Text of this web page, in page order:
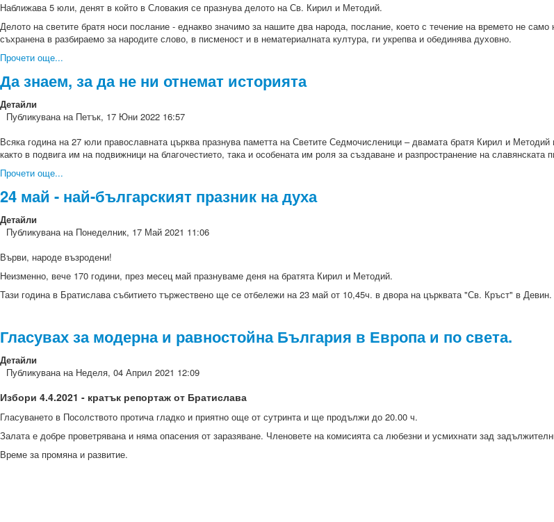
Наближава 5 юли, денят в който в Словакия се празнува делото на Св. Кирил и Методий.
Делото на светите братя носи послание - еднакво значимо за нашите два народа, послание, което с течение на времето не
съхранена в разбираемо за народите слово, в писменост и в нематериалната култура, ги укрепва и обединява духовно.
Прочети още...
Да знаем, за да не ни отнемат историята
Детайли
Публикувана на Петък, 17 Юни 2022 16:57
Всяка година на 27 юли православната църква празнува паметта на Светите Седмочисленици – двамата братя Кирил и
както в подвига им на подвижници на благочестието, така и особената им роля за създаване и разпространение на славянската
Прочети още...
24 май - най-българският празник на духа
Детайли
Публикувана на Понеделник, 17 Май 2021 11:06
Върви, народе възродени!
Неизменно, вече 170 години, през месец май празнуваме деня на братята Кирил и Методий.
Тази година в Братислава събитието тържествено ще се отбележи на 23 май от 10,45ч. в двора на църквата "Св. Кръст" в Девин.
Гласувах за модерна и равностойна България в Европа и по света.
Детайли
Публикувана на Неделя, 04 Април 2021 12:09
Избори 4.4.2021 - кратък репортаж от Братислава
Гласуването в Посолството протича гладко и приятно още от сутринта и ще продължи до 20.00 ч.
Залата е добре проветрявана и няма опасения от заразяване. Членовете на комисията са любезни и усмихнати зад
Време за промяна и развитие.